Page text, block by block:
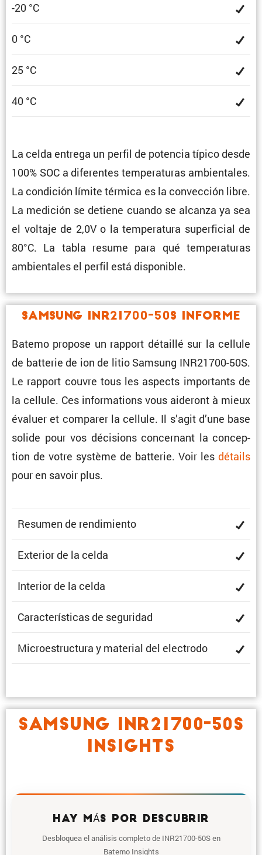
-20 °C
0 °C
25 °C
40 °C
La celda entrega un perfil de potencia típico desde
100% SOC a diferentes tempe­ra­turas ambien­tales.
La condi­ción límite térmica es la convec­ción libre.
La medición se detiene cuando se alcanza ya sea
el voltaje de 2,0V o la tempe­ra­tura super­fi­cial de
80°C. La tabla resume para qué tempe­ra­turas
ambien­tales el perfil está disponible.
Samsung INR21700-50S Informe
Batemo propose un rapport détaillé sur la cellule
de batterie de ion de litio Samsung INR21700-50S.
Le rapport couvre tous les aspects impor­tants de
la cellule. Ces infor­ma­tions vous aideront à mieux
évaluer et comparer la cellule. Il s’agit d’une base
solide pour vos décisions concer­nant la concep­
tion de votre système de batterie. Voir les détails
pour en savoir plus.
Resumen de rendimiento
Exterior de la celda
Interior de la celda
Carac­te­rís­ticas de seguridad
Micro­es­truc­tura y material del electrodo
SAMSUNG INR21700-50S
INSIGHTS
HAY MÁS POR DESCUBRIR
Desbloquea el análisis completo de INR21700-50S en
Batemo Insights